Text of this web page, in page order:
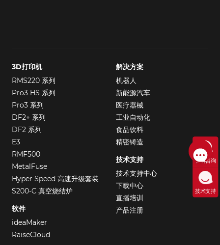
3D打印机
RMS220 系列
Pro3 HS 系列
Pro3 系列
DF2+ 系列
DF2 系列
E3
RMF500
MetalFuse
Hyper Speed 高速升级套装
S200-C 真空烧结炉
软件
ideaMaker
RaiseCloud
解决方案
机器人
新能源汽车
医疗器械
工业自动化
食品饮料
精密铸造
技术支持
技术支持中心
下载中心
直播培训
产品注册
售前咨询
技术支持